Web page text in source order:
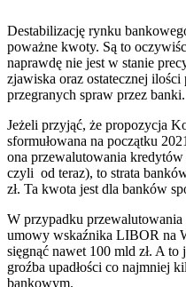
Destabilizację rynku
poważne kwoty. Są to
naprawdę nie jest w stanie
zjawiska oraz ostatecznej
przegranych spraw przez banki.
Jeżeli przyjąć, że propozycja
sformułowana na początku
ona przewalutowania
czyli od teraz), to strata
zł. Ta kwota jest dla banków
W przypadku
umowy wskaźnika LIBOR na
sięgnąć nawet 100 mld zł. A
groźba upadłości co najmniej
bankowym.